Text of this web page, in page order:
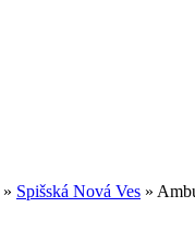
» Spišská Nová Ves »